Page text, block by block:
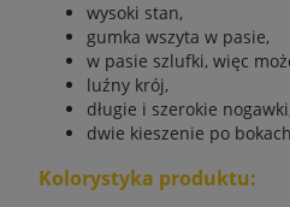
wysoki stan,
gumka wszyta w pasie,
w pasie szlufki, więc
luźny krój,
długie i szerokie
dwie kieszenie po
Kolorystyka produktu: